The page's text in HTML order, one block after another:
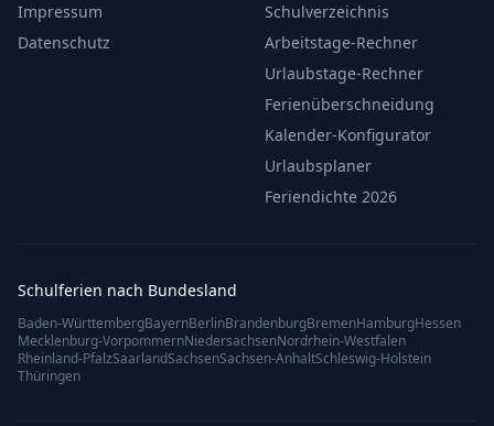
Impressum
Datenschutz
Schulverzeichnis
Arbeitstage-Rechner
Urlaubstage-Rechner
Ferienüberschneidung
Kalender-Konfigurator
Urlaubsplaner
Feriendichte 2026
Schulferien nach Bundesland
Baden-WürttembergBayernBerlinBrandenburgBremenHamburgHessen
Mecklenburg-VorpommernNiedersachsenNordrhein-Westfalen
Rheinland-PfalzSaarlandSachsenSachsen-AnhaltSchleswig-Holstein
Thüringen